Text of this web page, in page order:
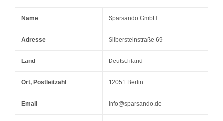
Name Sparsando GmbH
Adresse Silbersteinstraße 69
Land Deutschland
Ort, Postleitzahl 12051 Berlin
Email info@sparsando.de